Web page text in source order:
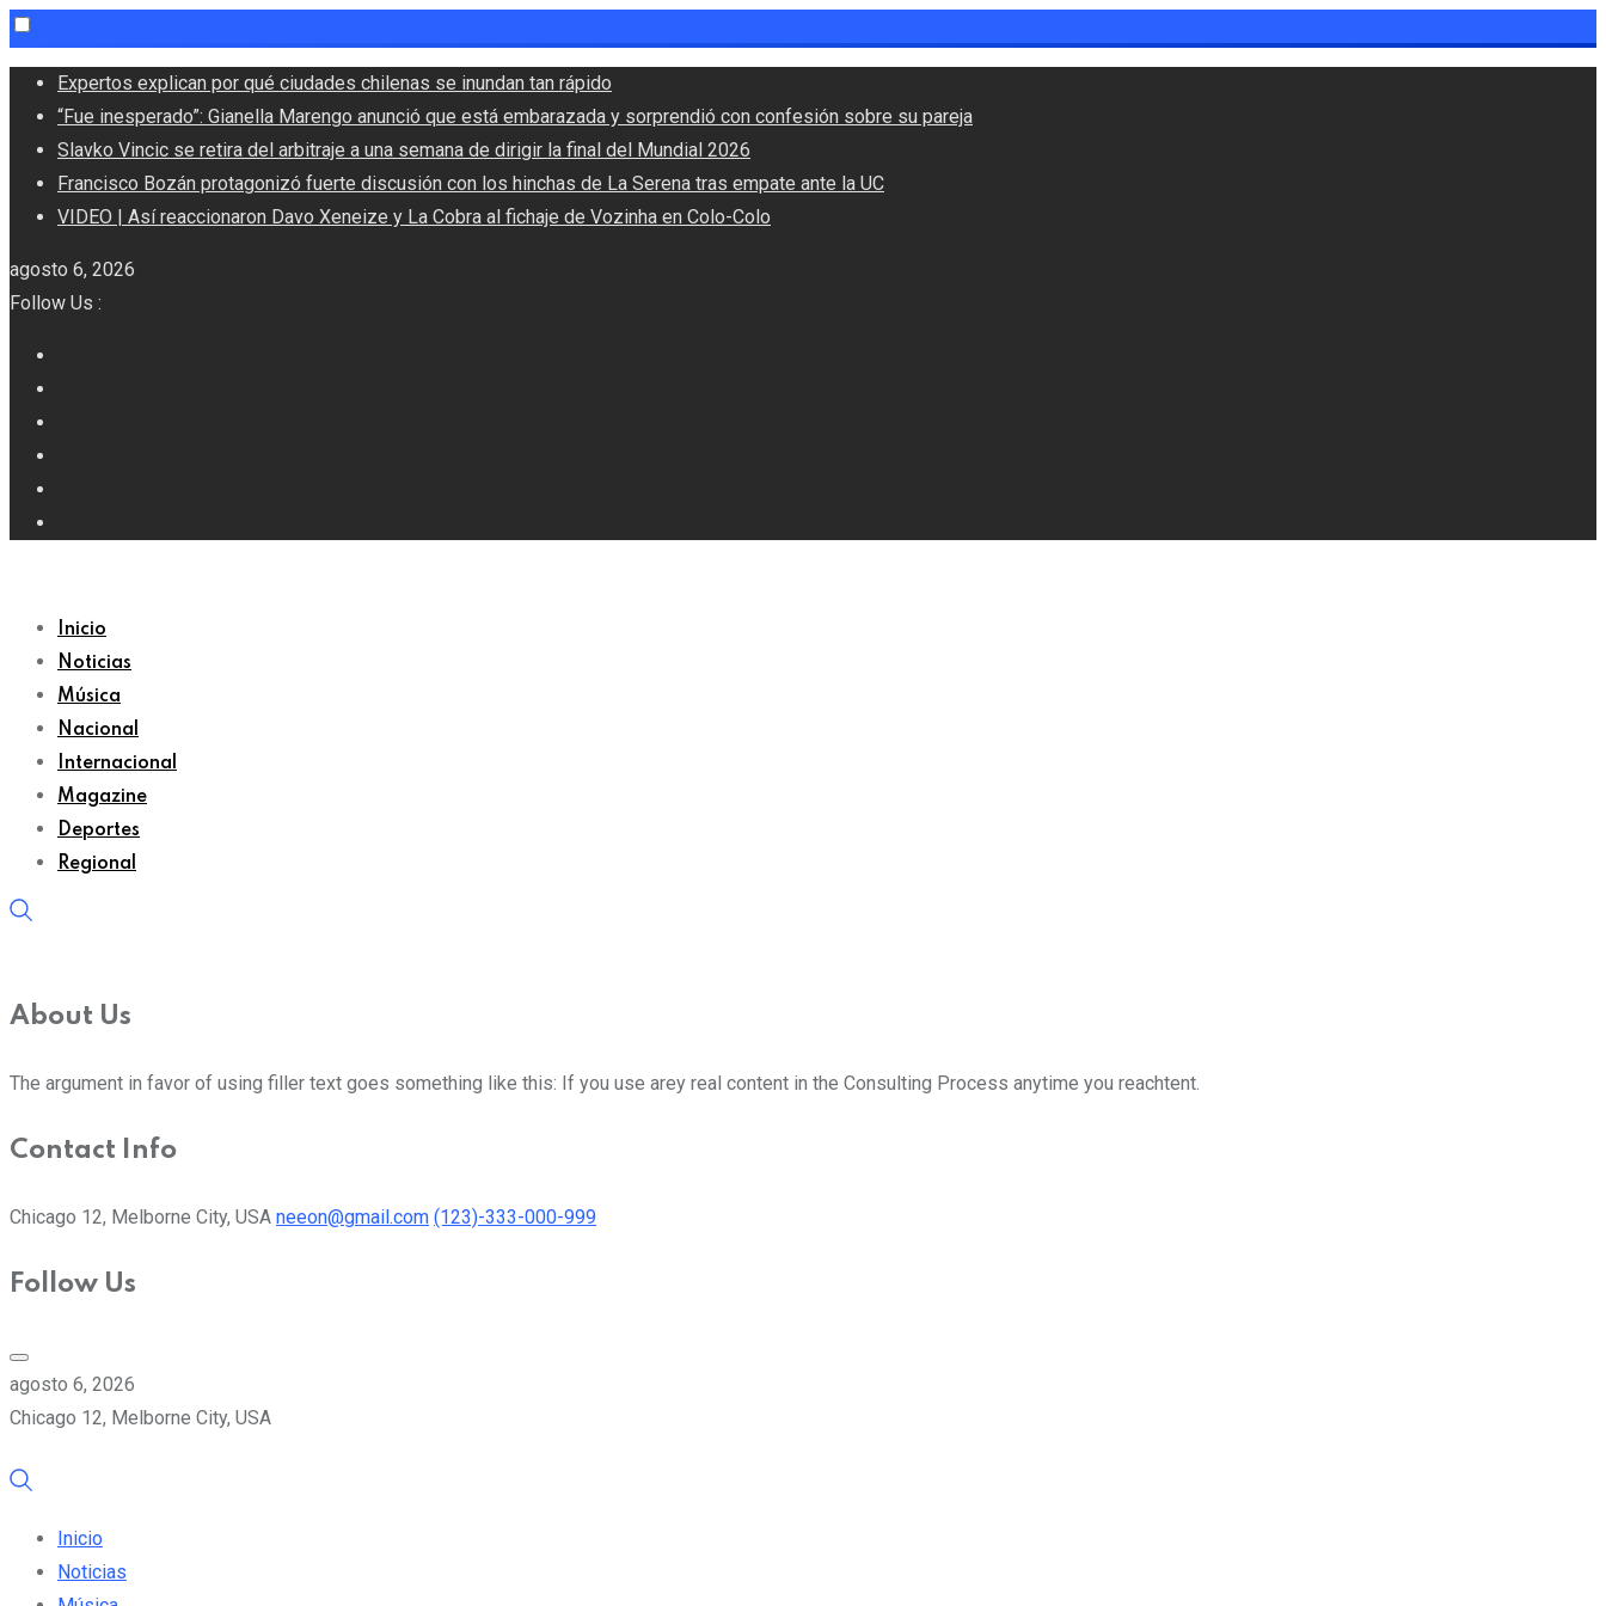
Skip
content
Expertos explican por qué ciudades chilenas se inundan tan rápido
“Fue inesperado”: Gianella Marengo anunció que está embarazada y sorprendió con confesión sobre su pareja
Slavko Vincic se retira del arbitraje a una semana de dirigir la final del Mundial 2026
Francisco Bozán protagonizó fuerte discusión con los hinchas de La Serena tras empate ante la UC
VIDEO | Así reaccionaron Davo Xeneize y La Cobra al fichaje de Vozinha en Colo-Colo
agosto 6, 2026
Follow Us :
Inicio
Noticias
Música
Nacional
Internacional
Magazine
Deportes
Regional
About Us
The argument in favor of using filler text goes something like this: If you use arey real content in the Consulting Process anytime you reachtent.
Contact Info
Chicago 12, Melborne City, USA neeon@gmail.com (123)-333-000-999
Follow Us
agosto 6, 2026
Chicago 12, Melborne City, USA
Inicio
Noticias